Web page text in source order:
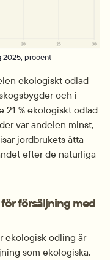
2025, procent
ekologiskt odlad
och i
21 % ekologiskt odlad
var andelen minst,
jordbrukets åtta
efter de naturliga
försäljning med
ekologisk odling är
som ekologiska.